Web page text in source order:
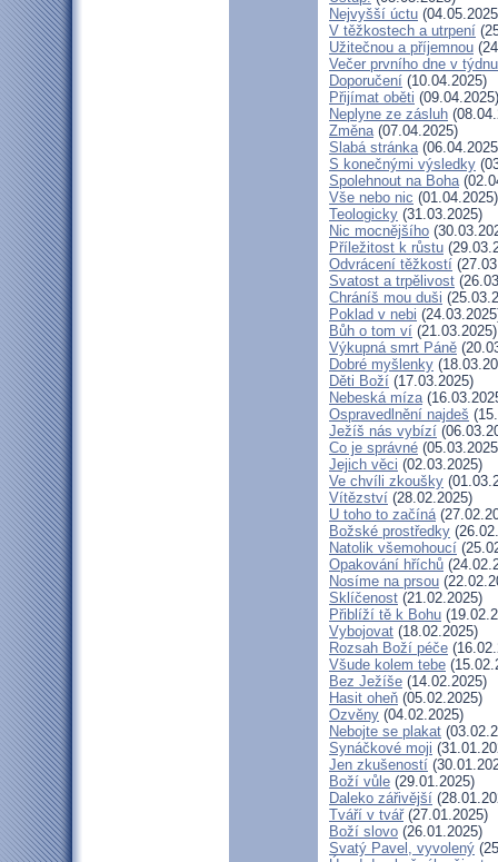
Nejvyšší úctu
V těžkostech a utrpení
Užitečnou a příjemnou
Večer prvního dne v týdnu
Doporučení (10.04.2025)
Přijímat oběti (09.04.2025)
Neplyne ze zásluh
Změna(07.04.2025)
Slabá stránka
S konečnými výsledky
Spolehnout na Boha
Vše nebo nic (01.04.2025)
Teologicky (31.03.2025)
Nic mocnějšího
Příležitost k růstu
Odvrácení těžkostí
Svatost a trpělivost
Chráníš mou duši
Poklad v nebi
Bůh o tom ví (21.03.2025)
Výkupná smrt Páně
Dobré myšlenky
Děti Boží (17.03.2025)
Nebeská míza
Ospravedlnění najdeš
Ježíš nás vybízí
Co je správné
Jejich věci (02.03.2025)
Ve chvíli zkoušky
Vítězství (28.02.2025)
U toho to začíná
Božské prostředky
Natolik všemohoucí
Opakování hříchů
Nosíme na prsou
Sklíčenost (21.02.2025)
Přiblíží tě k Bohu
Vybojovat (18.02.2025)
Rozsah Boží péče
Všude kolem tebe
Bez Ježíše (14.02.2025)
Hasit oheň (05.02.2025)
Ozvěny (04.02.2025)
Nebojte se plakat
Synáčkové moji
Jen zkušeností
Boží vůle (29.01.2025)
Daleko zářivější
Tváří v tvář(27.01.2025)
Boží slovo (26.01.2025)
Svatý Pavel, vyvolený